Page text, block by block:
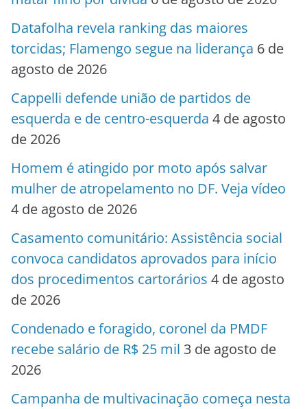
Datafolha revela ranking das maiores
torcidas; Flamengo segue na liderança 6 de
agosto de 2026
Cappelli defende união de partidos de
esquerda e de centro-esquerda 4 de agosto
de 2026
Homem é atingido por moto após salvar
mulher de atropelamento no DF. Veja vídeo
4 de agosto de 2026
Casamento comunitário: Assistência social
convoca candidatos aprovados para início
dos procedimentos cartorários 4 de agosto
de 2026
Condenado e foragido, coronel da PMDF
recebe salário de R$ 25 mil 3 de agosto de
2026
Campanha de multivacinação começa nesta